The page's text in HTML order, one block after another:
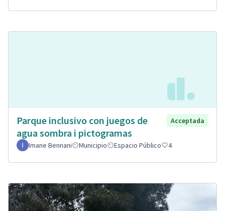
Parque inclusivo con juegos de
agua sombra i pictogramas
Acceptada
Imane Bennani Municipio Espacio Público 4